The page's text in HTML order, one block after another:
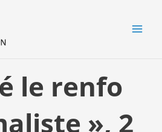
le renfo
», 2